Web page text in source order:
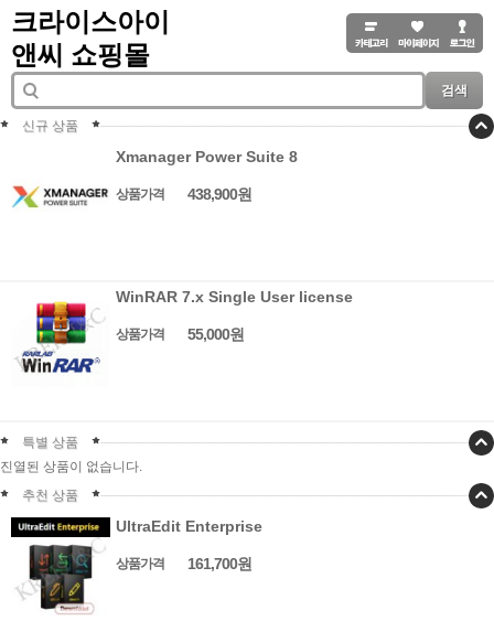
크라이스아이
앤씨 쇼핑몰
검색
신규 상품
Xmanager Power Suite 8
상품가격 438,900원
WinRAR 7.x Single User license
상품가격 55,000원
특별 상품
진열된 상품이 없습니다.
추천 상품
UltraEdit Enterprise
상품가격 161,700원